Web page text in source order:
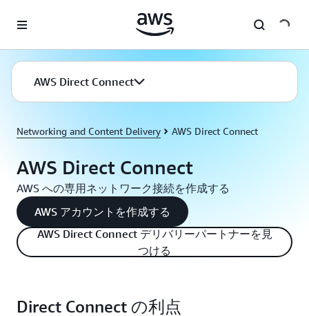
AWS Direct Connect
Networking and Content Delivery AWS Direct Connect
AWS Direct Connect
AWS への専用ネットワーク接続を作成する
AWS アカウントを作成する
AWS Direct Connect デリバリーパートナーを見
つける
Direct Connect の利点